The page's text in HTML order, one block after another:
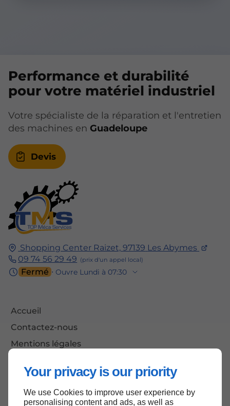
Your privacy is our priority
We use Cookies to improve user experience by
personalising content and ads, as well as
Shopping Center Raizet, 97139 Les Abymes
09 74 56 29 49
Fermé ⋅ Ouvre Lundi à 07:30
Accueil
Contactez-nous
Mentions légales
Performance et durabilité
pour votre matériel industriel
Votre spécialiste de la réparation et l'entretien
des machines en Guadeloupe
Devis